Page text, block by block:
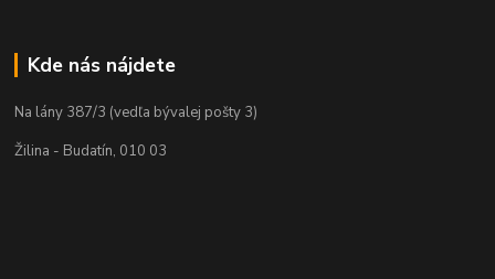
Kde nás nájdete
Na lány 387/3 (vedľa bývalej pošty 3)
Žilina - Budatín, 010 03